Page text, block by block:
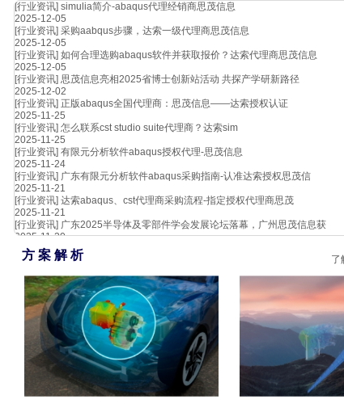
[行业资讯] simulia简介-abaqus代理经销商思茂信息
2025-12-05
[行业资讯] 采购aabqus步骤，达索一级代理商思茂信息
2025-12-05
[行业资讯] 如何合理选购abaqus软件并获取报价？达索代理商思茂信息
2025-12-05
[行业资讯] 思茂信息亮相2025省博士创新站活动 共探产学研新路径
2025-12-02
[行业资讯] 正版abaqus全国代理商：思茂信息——达索授权认证
2025-11-25
[行业资讯] 怎么联系cst studio suite代理商？达索sim
2025-11-25
[行业资讯] 有限元分析软件abaqus授权代理-思茂信息
2025-11-24
[行业资讯] 广东有限元分析软件abaqus采购指南-认准达索授权思茂信
2025-11-21
[行业资讯] 达索abaqus、cst代理商采购流程-指定授权代理商思茂
2025-11-21
[行业资讯] 广东2025半导体及零部件学会发展论坛落幕，广州思茂信息获
2025-11-20
方 案 解 析 了